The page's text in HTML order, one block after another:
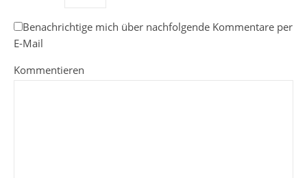
Benachrichtige mich über nachfolgende Kommentare per
E-Mail
Kommentieren